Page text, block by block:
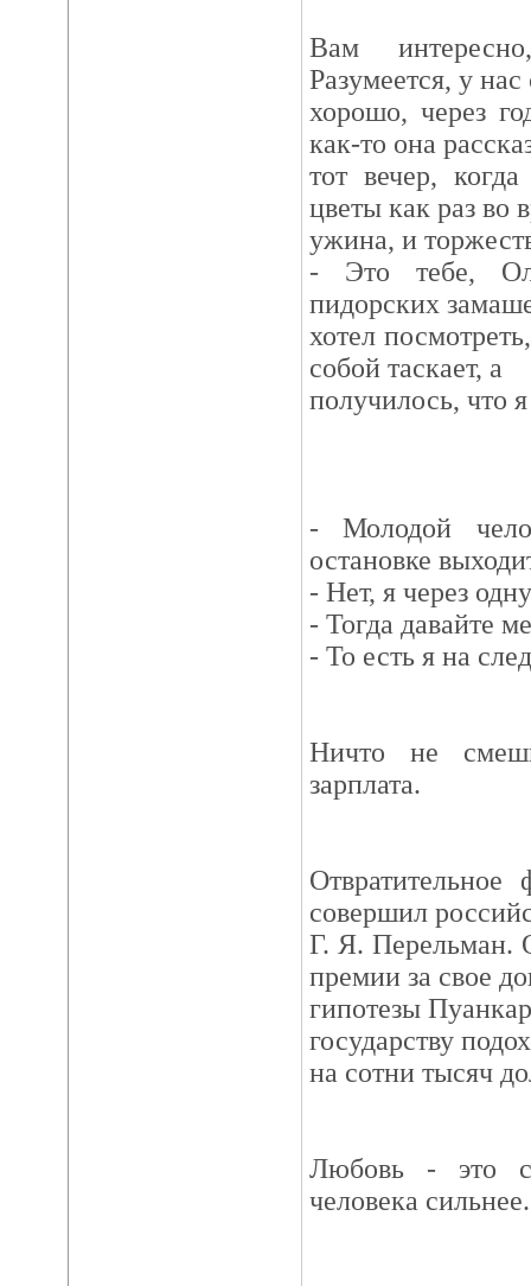
Вам
Разумеется, у
хорошо, через
как-то она
тот вечер,
цветы как раз во
ужина, и
- Это тебе,
пидорских
хотел
собой таскает, а
получилось, что
- Молодой
остановке
- Нет, я через
- Тогда давайте
- То есть я на
Ничто не
зарплата.
Отвратительное
совершил
Г. Я. Перельман.
премии за свое
гипотезы
государству
на сотни тысяч
Любовь - это
человека сильнее.